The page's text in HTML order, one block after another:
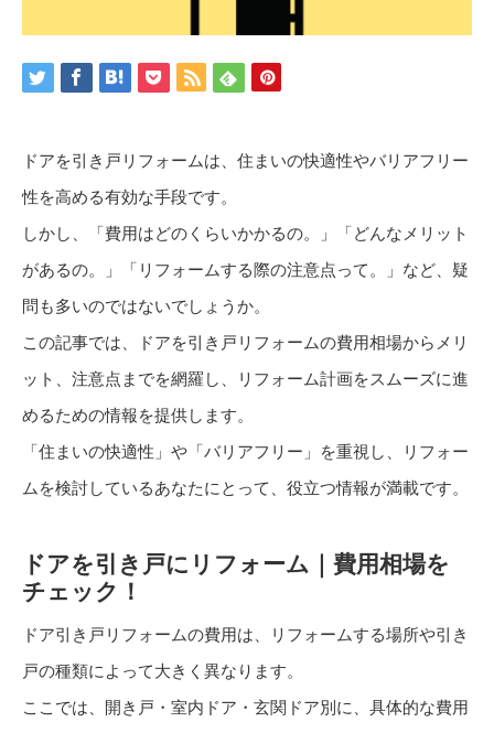
ドアを引き戸リフォームは、住まいの快適性やバリアフリー
性を高める有効な手段です。
しかし、「費用はどのくらいかかるの。」「どんなメリット
があるの。」「リフォームする際の注意点って。」など、疑
問も多いのではないでしょうか。
この記事では、ドアを引き戸リフォームの費用相場からメリ
ット、注意点までを網羅し、リフォーム計画をスムーズに進
めるための情報を提供します。
「住まいの快適性」や「バリアフリー」を重視し、リフォー
ムを検討しているあなたにとって、役立つ情報が満載です。
ドアを引き戸にリフォーム｜費用相場を
チェック！
ドア引き戸リフォームの費用は、リフォームする場所や引き
戸の種類によって大きく異なります。
ここでは、開き戸・室内ドア・玄関ドア別に、具体的な費用